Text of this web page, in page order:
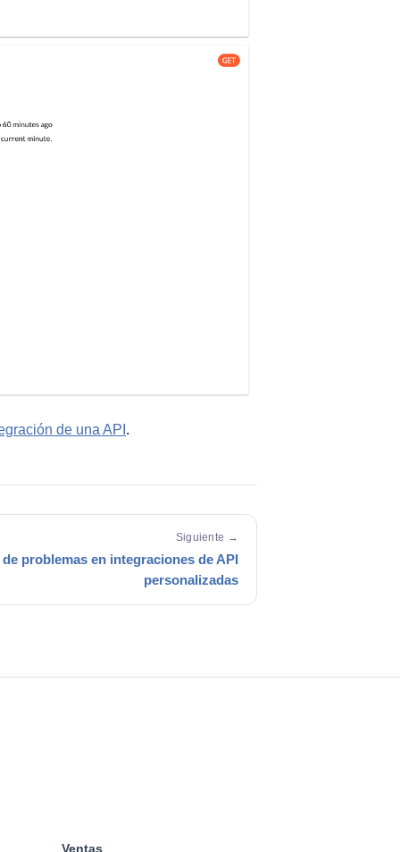
de una API .
Siguiente →
problemas en integraciones de API
personalizadas
Ventas